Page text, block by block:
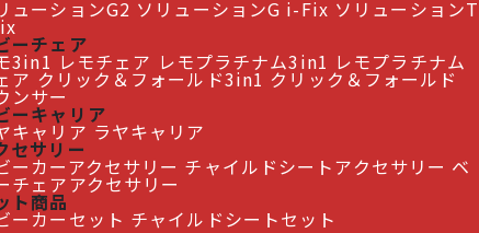
ューションG2 ソリューションG i-Fix ソリューションT
ーチェア
3in1 レモチェア レモプラチナム3in1 レモプラチナム
ア クリック＆フォールド3in1 クリック＆フォールド
ンサー
ーキャリア
キャリア ラヤキャリア
セサリー
ーカーアクセサリー チャイルドシートアクセサリー ベ
チェアアクセサリー
ト商品
ーカーセット チャイルドシートセット